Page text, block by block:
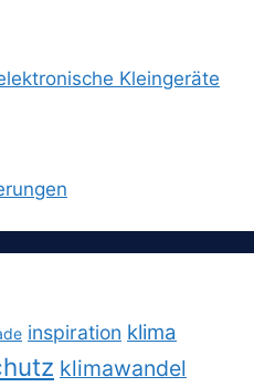
Kleingeräte
inspiration klima
klimawandel